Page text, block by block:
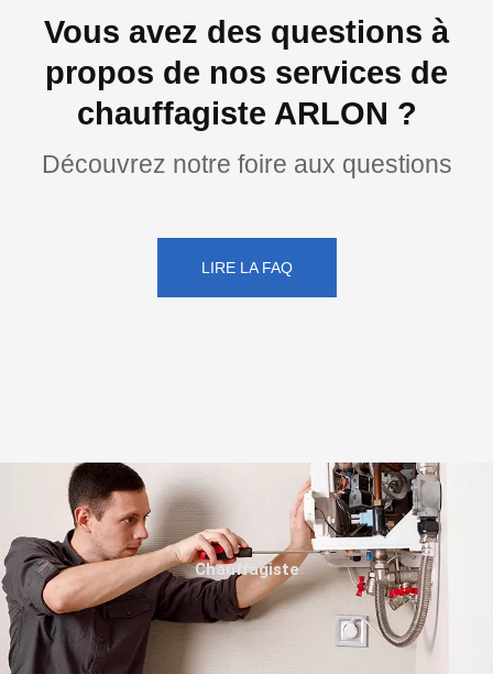
Vous avez des questions à
propos de nos services de
chauffagiste ARLON ?
Découvrez notre foire aux questions
LIRE LA FAQ
Chauffagiste